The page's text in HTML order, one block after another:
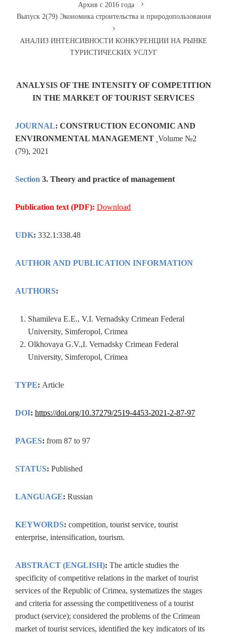
Архив с 2016 года
Выпуск 2(79) Экономика строительства и природопользования
АНАЛИЗ ИНТЕНСИВНОСТИ КОНКУРЕНЦИИ НА РЫНКЕ
ТУРИСТИЧЕСКИХ УСЛУГ
ANALYSIS OF THE INTENSITY OF COMPETITION
IN THE MARKET OF TOURIST SERVICES
JOURNAL: CONSTRUCTION ECONOMIC AND
ENVIRONMENTAL MANAGEMENT Volume №2
(79), 2021
Section 3. Theory and practice of management
Publication text (PDF): Download
UDK: 332.1:338.48
AUTHOR AND PUBLICATION INFORMATION
AUTHORS:
Shamileva E.E., V.I. Vernadsky Crimean Federal
University, Simferopol, Crimea
Olkhovaya G.V.,I. Vernadsky Crimean Federal
University, Simferopol, Crimea
TYPE: Article
DOI: https://doi.org/10.37279/2519-4453-2021-2-87-97
PAGES: from 87 to 97
STATUS: Published
LANGUAGE: Russian
KEYWORDS: competition, tourist service, tourist
enterprise, intensification, tourism.
ABSTRACT (ENGLISH): The article studies the
specificity of competitive relations in the market of tourist
services of the Republic of Crimea, systematizes the stages
and criteria for assessing the competitiveness of a tourist
product (service); considered the problems of the Crimean
market of tourist services, identified the key indicators of its